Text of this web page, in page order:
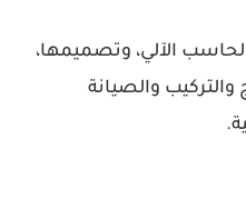
الآلي، وتصميمها،
والصيانة